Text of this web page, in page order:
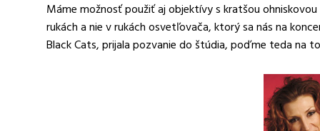
Máme možnosť použiť aj objektívy s kratšou
rukách a nie v rukách osvetľovača, ktorý sa nás na
Black Cats, prijala pozvanie do štúdia, poďme teda na